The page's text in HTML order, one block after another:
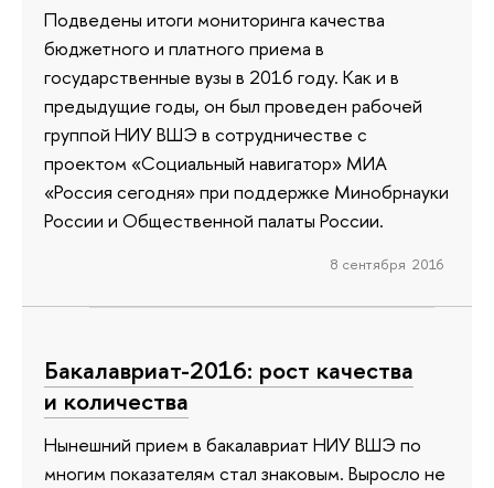
Подведены итоги мониторинга качества
бюджетного и платного приема в
государственные вузы в 2016 году. Как и в
предыдущие годы, он был проведен рабочей
группой НИУ ВШЭ в сотрудничестве с
проектом «Социальный навигатор» МИА
«Россия сегодня» при поддержке Минобрнауки
России и Общественной палаты России.
8 сентября 2016
Бакалавриат-2016: рост качества
и количества
Нынешний прием в бакалавриат НИУ ВШЭ по
многим показателям стал знаковым. Выросло не